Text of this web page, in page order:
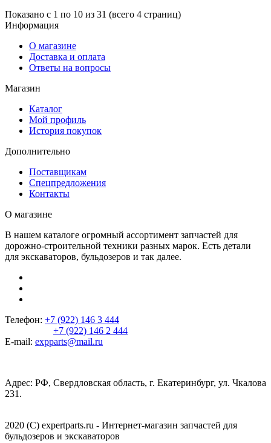
Показано с 1 по 10 из 31 (всего 4 страниц)
Информация
О магазине
Доставка и оплата
Ответы на вопросы
Магазин
Каталог
Мой профиль
История покупок
Дополнительно
Поставщикам
Спецпредложения
Контакты
О магазине
В нашем каталоге огромный ассортимент запчастей для
дорожно-строительной техники разных марок. Есть детали
для экскаваторов, бульдозеров и так далее.
Телефон: +7 (922) 146 3 444
+7 (922) 146 2 444
E-mail: expparts@mail.ru
Адрес: РФ, Свердловская область, г. Екатеринбург, ул. Чкалова
231.
2020 (C) expertparts.ru - Интернет-магазин запчастей для
бульдозеров и экскаваторов